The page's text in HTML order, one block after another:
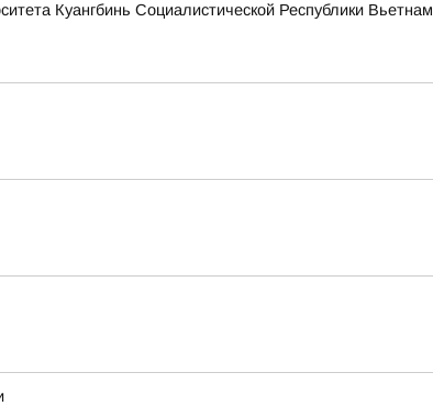
Куангбинь Социалистической Республики Вьетнам